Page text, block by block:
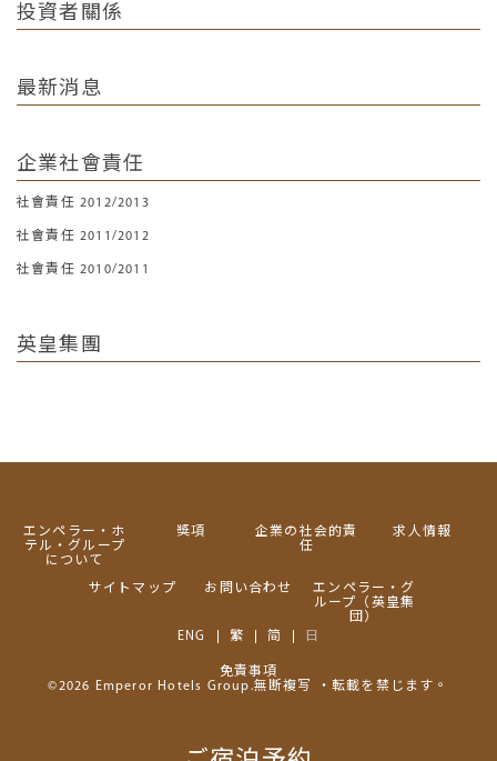
投資者關係
最新消息
企業社會責任
社會責任 2012/2013
社會責任 2011/2012
社會責任 2010/2011
英皇集團
免責事項
©2026 Emperor Hotels Group.無断複写 ・転載を禁じます。
ENG 繁 简 日
エンペラー・ホ
テル・グループ
について
獎項
企業の社会的責
任
求人情報
サイトマップ お問い合わせ
エンペラー・グ
ループ（英皇集
団）